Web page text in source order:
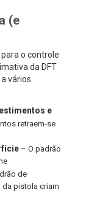
(e
o controle
da DFT
vários
e
retraem-se
– O padrão
de
pistola criam